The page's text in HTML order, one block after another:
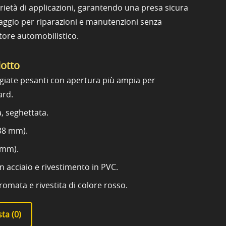
di applicazioni, garantendo una presa sicura
per riparazioni e manutenzioni senza
automobilistico.
pesanti con apertura più ampia per
seghettata.
mm).
acciaio e rivestimento in PVC.
e rivestita di colore rosso.
(0)